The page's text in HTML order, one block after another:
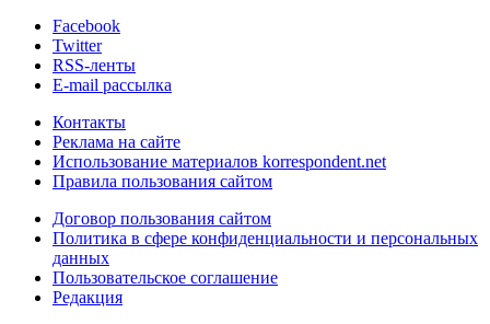
Facebook
Twitter
RSS-ленты
E-mail рассылка
Контакты
Реклама на сайте
Использование материалов korrespondent.net
Правила пользования сайтом
Договор пользования сайтом
Политика в сфере конфиденциальности и персональных
данных
Пользовательское соглашение
Редакция